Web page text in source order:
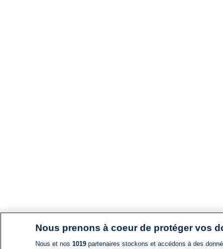
Nous prenons à coeur de protéger vos
Nous et nos 1019partenaires stockons et accédons à des